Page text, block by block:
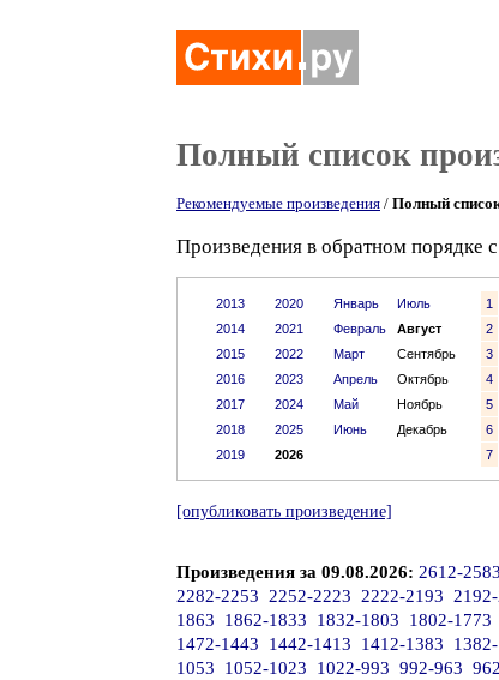
Полный список
Рекомендуемые произведения / Полный
Произведения в обратном порядке
2013
2014
2015
2016
2017
2018
2019
2020
2021
2022
2023
2024
2025
2026
Январь
Июль
Февраль
Август
Март
Сентябрь
Апрель
Октябрь
Май
Ноябрь
Июнь
Декабрь
1
2
3
4
5
6
7
[опубликовать произведение]
Произведения за 09.08.2026: 2612-2583
2282-2253
2252-2223 2222-2193
1863
1862-1833 1832-1803 1802-1773
1472-1443
1442-1413 1412-1383
1053
1052-1023 1022-993 992-963